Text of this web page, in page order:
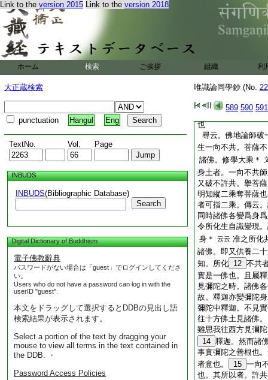
Link to the version 2015 Link to the version 2018
ホーム 検索 ご挨拶 組織 利
大正蔵検索
punctuation Hangul Eng
TextNo. Vol. Page
INBUDS
INBUDS(Bibliographic Database)
Search
Digital Dictionary of Buddhism
電子佛教辭典
パスワードがない場合は「guest」でログインしてくださ
い。
Users who do not have a password can log in with the
userID "guest".
本文をドラッグして選択するとDDBの見出し語
検索結果が表示されます。
Select a portion of the text by dragging your
mouse to view all terms in the text contained in
the DDB. ・
Password Access Policies
唯識論同學鈔 (No.
589 590 591
或一菩薩多佛化。
文見唯識佛地文。
受用所化。若爾菩
先。智増上類法爾
大。繋屬令然屬一
＊哉。但至四依供
論之。實報佛爲所
時。供養所現諸佛
也
尋云。佛地論師破
生一向不共。菩薩
諸佛。修學大乘＊
身土者。一向不共
又破不許共。擧菩
明知縱二乘奪菩薩
者可指二乘。傳云
同時諸佛各變爲身
令所化生自識變現
身＊
云云 准之所化
諸佛。即又供養二
知。所化 12 不共
實是一佛也。且屬
見彌陀之時。諸佛
故。釋迦亦變彌陀
彌陀中釋迦。不見
往十方佛土見諸佛
雖思我往西方見彌
14 釋迦。然而諸
事實彌陀之善根也
者意也。
15 一向
也。其所以者。許